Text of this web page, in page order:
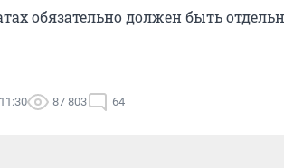
обязательно должен быть
87 803 64